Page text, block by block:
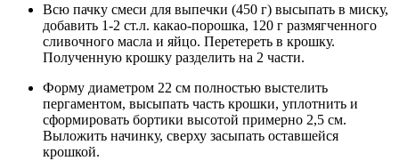
Всю пачку смеси для выпечки (450 г) высыпать в миску,
добавить 1-2 ст.л. какао-порошка, 120 г размягченного
сливочного масла и яйцо. Перетереть в крошку.
Полученную крошку разделить на 2 части.
Форму диаметром 22 см полностью выстелить
пергаментом, высыпать часть крошки, уплотнить и
сформировать бортики высотой примерно 2,5 см.
Выложить начинку, сверху засыпать оставшейся
крошкой.